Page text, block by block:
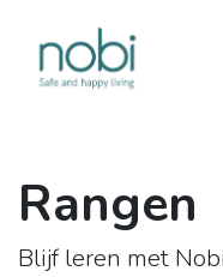
Rangen
Blijf leren met